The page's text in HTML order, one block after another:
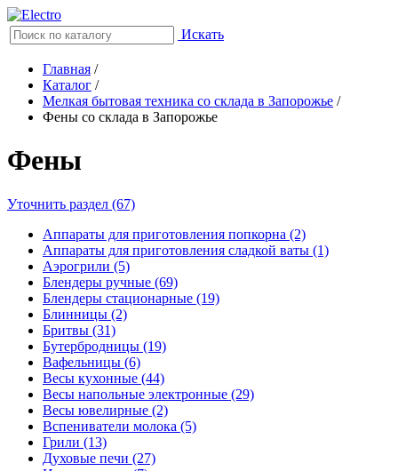
Искать
Главная /
Каталог /
Мелкая бытовая техника со склада в Запорожье /
Фены со склада в Запорожье
Фены
Уточнить раздел (67)
Аппараты для приготовления попкорна (2)
Аппараты для приготовления сладкой ваты (1)
Аэрогрили (5)
Блендеры ручные (69)
Блендеры стационарные (19)
Блинницы (2)
Бритвы (31)
Бутербродницы (19)
Вафельницы (6)
Весы кухонные (44)
Весы напольные электронные (29)
Весы ювелирные (2)
Вспениватели молока (5)
Грили (13)
Духовые печи (27)